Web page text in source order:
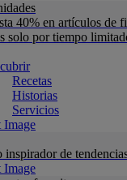
40% en artículos de
solo por tiempo
Recetas
Historias
Servicios
de